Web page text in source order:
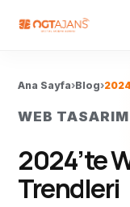
Ana Sayfa›Blog›
WEB TASARIM
2024’te
Trendleri